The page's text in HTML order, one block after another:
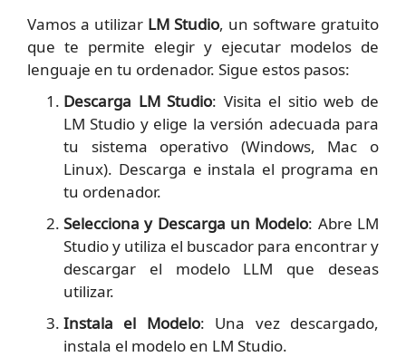
Vamos a utilizar LM Studio, un software gratuito
que te permite elegir y ejecutar modelos de
lenguaje en tu ordenador. Sigue estos pasos:
Descarga LM Studio: Visita el sitio web de
LM Studio y elige la versión adecuada para
tu sistema operativo (Windows, Mac o
Linux). Descarga e instala el programa en
tu ordenador.
Selecciona y Descarga un Modelo: Abre LM
Studio y utiliza el buscador para encontrar y
descargar el modelo LLM que deseas
utilizar.
Instala el Modelo: Una vez descargado,
instala el modelo en LM Studio.